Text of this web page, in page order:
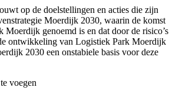
op de doelstellingen en acties die zijn
Moerdijk 2030, waarin de komst
Moerdijk genoemd is en dat door de risico’s
ontwikkeling van Logistiek Park Moerdijk
2030 een onstabiele basis voor deze
voegen